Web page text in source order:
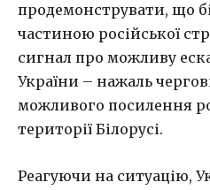
продемонструвати, що
частиною російської
сигнал про можливу
України – нажаль
можливого посилення
території Білорусі.
Реагуючи на ситуацію,